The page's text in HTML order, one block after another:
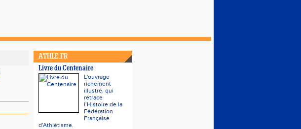
ATHLE.FR
Livre du Centenaire
L'ouvrage
richement
illustré, qui
retrace
l’Histoire de la
Fédération
Française
d'Athlétisme.